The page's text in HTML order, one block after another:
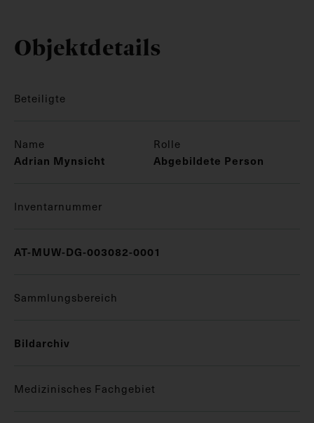
Objektdetails
Beteiligte
Name Rolle
Adrian Mynsicht Abgebildete Person
Inventarnummer
AT-MUW-DG-003082-0001
Sammlungsbereich
Bildarchiv
Medizinisches Fachgebiet